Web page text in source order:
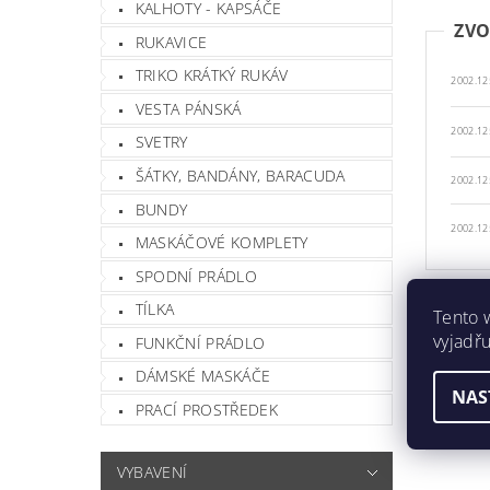
KALHOTY - KAPSÁČE
RUKAVICE
TRIKO KRÁTKÝ RUKÁV
VESTA PÁNSKÁ
SVETRY
ŠÁTKY, BANDÁNY, BARACUDA
BUNDY
MASKÁČOVÉ KOMPLETY
SPODNÍ PRÁDLO
TÍLKA
FUNKČNÍ PRÁDLO
DÁMSKÉ MASKÁČE
PRACÍ PROSTŘEDEK
VYBAVENÍ
POPIS
Tento